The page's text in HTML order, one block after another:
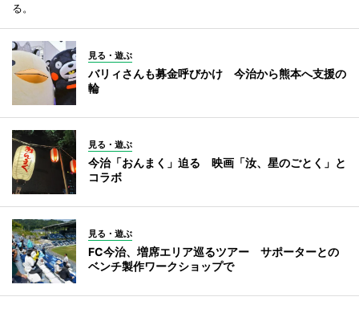
る。
見る・遊ぶ
バリィさんも募金呼びかけ 今治から熊本へ支援の
輪
見る・遊ぶ
今治「おんまく」迫る 映画「汝、星のごとく」と
コラボ
見る・遊ぶ
FC今治、増席エリア巡るツアー サポーターとの
ベンチ製作ワークショップで